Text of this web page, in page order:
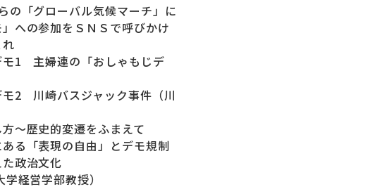
の「グローバル気候マーチ」に
への参加をＳＮＳで呼びかけ
モ1 主婦連の「おしゃもじデ
モ2 川崎バスジャック事件（川
～歴史的変遷をふまえて
る「表現の自由」とデモ規制
政治文化
経営学部教授）